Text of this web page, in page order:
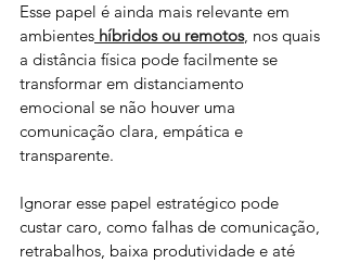
Esse papel é ainda mais relevante em
ambientes híbridos ou remotos, nos quais
a distância física pode facilmente se
transformar em distanciamento
emocional se não houver uma
comunicação clara, empática e
transparente.
Ignorar esse papel estratégico pode
custar caro, como falhas de comunicação,
retrabalhos, baixa produtividade e até